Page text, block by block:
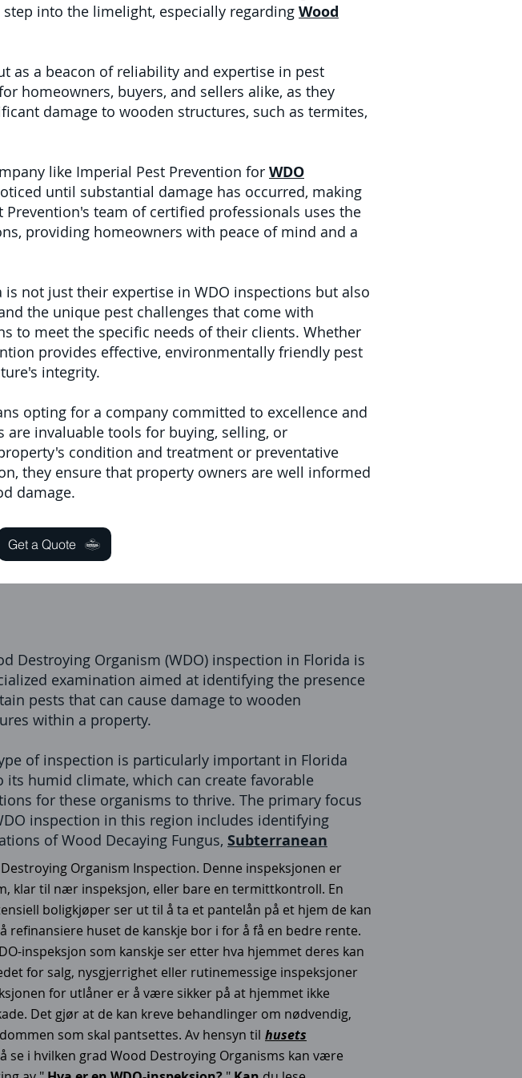
into the limelight, especially regarding Wood
as a beacon of reliability and expertise in pest
homeowners, buyers, and sellers alike, as they
damage to wooden structures, such as termites,
like Imperial Pest Prevention for WDO
until substantial damage has occurred, making
team of certified professionals uses the
providing homeowners with peace of mind and a
not just their expertise in WDO inspections but also
the unique pest challenges that come with
to meet the specific needs of their clients. Whether
provides effective, environmentally friendly pest
integrity.
opting for a company committed to excellence and
invaluable tools for buying, selling, or
condition and treatment or preventative
they ensure that property owners are well informed
damage.
Get a Quote
Destroying Organism (WDO) inspection in Florida is
examination aimed at identifying the presence
pests that can cause damage to wooden
within a property.
of inspection is particularly important in Florida
its humid climate, which can create favorable
for these organisms to thrive. The primary focus
inspection in this region includes identifying
of Wood Decaying Fungus, Subterranean
Organism Inspection. Denne inspeksjonen er
klar til nær inspeksjon, eller bare en termittkontroll. En
boligkjøper ser ut til å ta et pantelån på et hjem de kan
huset de kanskje bor i for å få en bedre rente.
inspeksjon som kanskje ser etter hva hjemmet deres kan
for salg, nysgjerrighet eller rutinemessige inspeksjoner
for utlåner er å være sikker på at hjemmet ikke
Det gjør at de kan kreve behandlinger om nødvendig,
som skal pantsettes. Av hensyn til husets
se i hvilken grad Wood Destroying Organisms kan være